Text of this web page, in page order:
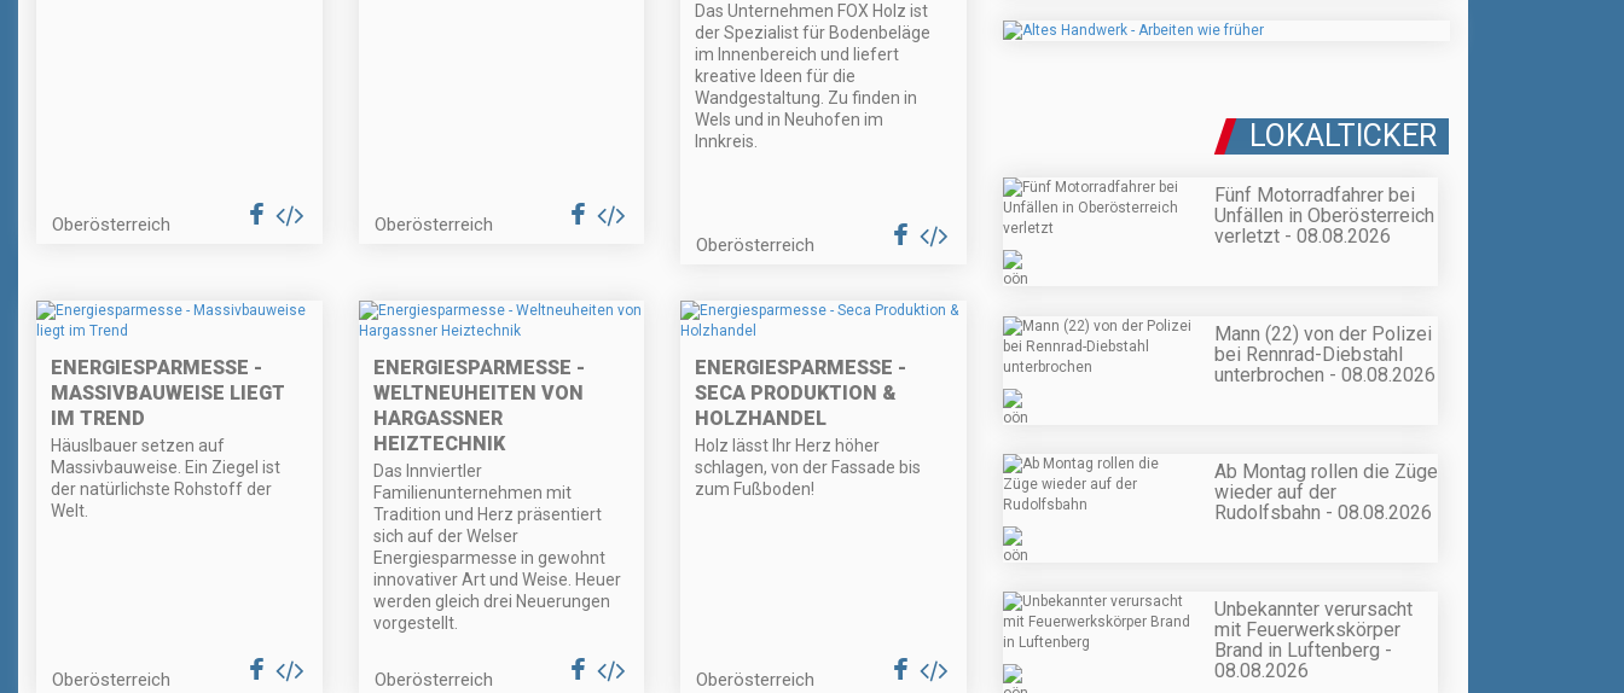
Oberösterreich Oberösterreich
Das Unternehmen FOX Holz ist
der Spezialist für Bodenbeläge
im Innenbereich und liefert
kreative Ideen für die
Wandgestaltung. Zu finden in
Wels und in Neuhofen im
Innkreis.
Oberösterreich
ENERGIESPARMESSE -
MASSIVBAUWEISE LIEGT
IM TREND
Häuslbauer setzen auf
Massivbauweise. Ein Ziegel ist
der natürlichste Rohstoff der
Welt.
Oberösterreich
ENERGIESPARMESSE -
WELTNEUHEITEN VON
HARGASSNER
HEIZTECHNIK
Das Innviertler
Familienunternehmen mit
Tradition und Herz präsentiert
sich auf der Welser
Energiesparmesse in gewohnt
innovativer Art und Weise. Heuer
werden gleich drei Neuerungen
vorgestellt.
Oberösterreich
ENERGIESPARMESSE -
SECA PRODUKTION &
HOLZHANDEL
Holz lässt Ihr Herz höher
schlagen, von der Fassade bis
zum Fußboden!
Oberösterreich
LOKALTICKER
Fünf Motorradfahrer bei
Unfällen in Oberösterreich
verletzt - 08.08.2026
Mann (22) von der Polizei
bei Rennrad-Diebstahl
unterbrochen - 08.08.2026
Ab Montag rollen die Züge
wieder auf der
Rudolfsbahn - 08.08.2026
Unbekannter verursacht
mit Feuerwerkskörper
Brand in Luftenberg -
08.08.2026